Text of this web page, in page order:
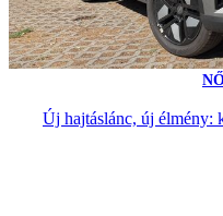
Új hajtáslánc, új